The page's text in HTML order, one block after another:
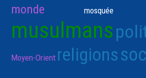
monde mosquée
musulmans
Moyen-Orient religions